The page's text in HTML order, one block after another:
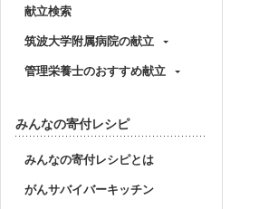
献立検索
筑波大学附属病院の献立
管理栄養士のおすすめ献立
みんなの寄付レシピ
みんなの寄付レシピとは
がんサバイバーキッチン